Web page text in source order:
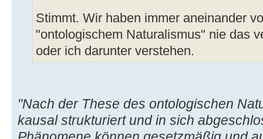
Stimmt. Wir haben immer aneinander
"ontologischem Naturalismus" nie das
oder ich darunter verstehen.
"Nach der These des ontologischen
kausal strukturiert und in sich